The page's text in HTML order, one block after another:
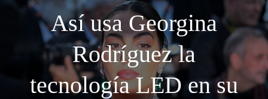
Así usa Georgina
Rodríguez la
tecnología LED en su